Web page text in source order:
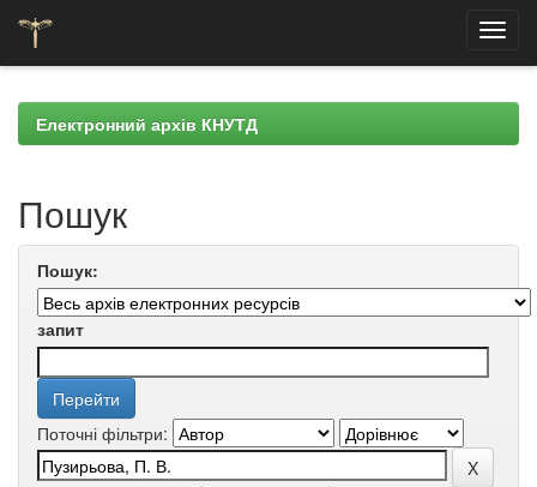
navigationЕлектронний архів КНУТД
Пошук
Пошук:
запит
Поточні фільтри: